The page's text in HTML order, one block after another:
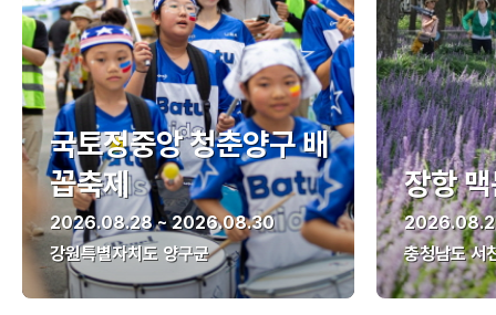
국토정중앙 청춘양구 배
꼽축제
2026.08.28 ~ 2026.08.30
강원특별자치도 양구군
장항
충청남도 서